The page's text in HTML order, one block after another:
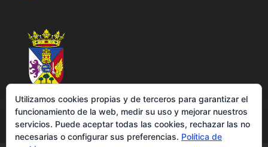
Utilizamos cookies propias y de terceros para garantizar el
funcionamiento de la web, medir su uso y mejorar nuestros
servicios. Puede aceptar todas las cookies, rechazar las no
necesarias o configurar sus preferencias. Política de